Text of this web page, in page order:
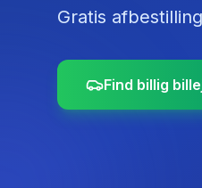
Gratis
Find billig